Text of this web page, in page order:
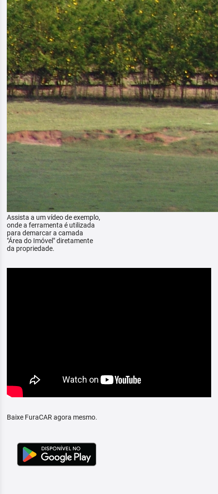
Assista a um vídeo de exemplo,
onde a ferramenta é utilizada
para demarcar a camada
"Área do Imóvel" diretamente
da propriedade.
Baixe FuraCAR agora mesmo.